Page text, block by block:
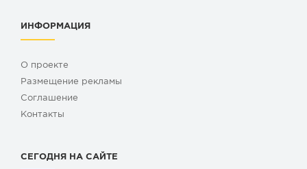
ИНФОРМАЦИЯ
О проекте
Размещение рекламы
Cоглашение
Контакты
СЕГОДНЯ НА САЙТЕ